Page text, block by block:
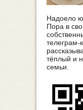
Надоело
Пора в
телеграм-
тёплый и
семьи.